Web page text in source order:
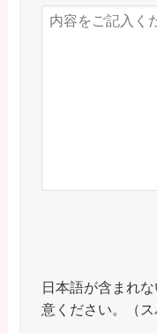
日本語が含まれ
意ください。（ス